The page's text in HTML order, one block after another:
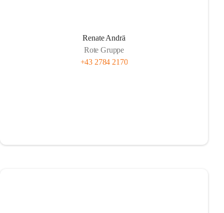
Renate Andrä
Rote Gruppe
+43 2784 2170